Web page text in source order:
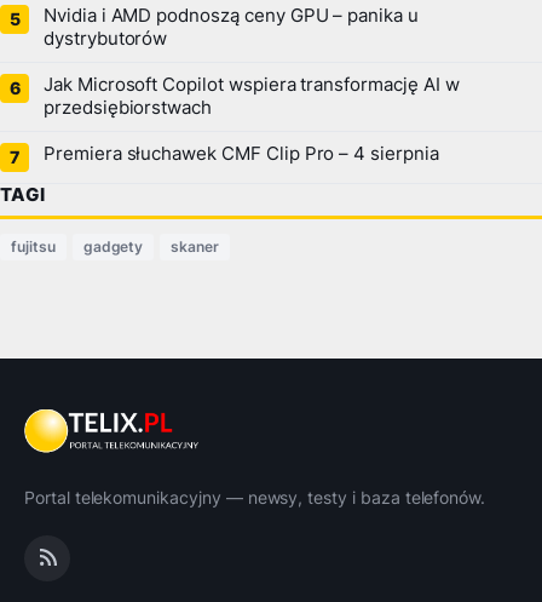
Nvidia i AMD podnoszą ceny GPU – panika u
dystrybutorów
Jak Microsoft Copilot wspiera transformację AI w
przedsiębiorstwach
Premiera słuchawek CMF Clip Pro – 4 sierpnia
TAGI
fujitsu gadgety skaner
Portal telekomunikacyjny — newsy, testy i baza telefonów.